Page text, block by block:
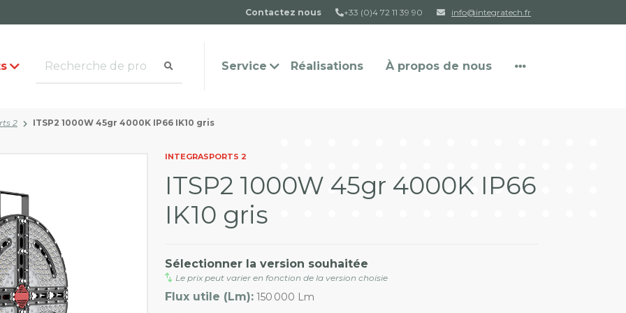
Contactez nous +33 (0)4 72 11 39 90 info@integratech.fr
Service
Questions fréquemment
Réalisations À propos de nous
2 ITSP2 1000W 45gr 4000K IP66 IK10 gris
INTEGRASPORTS 2
ITSP2 1000W 45gr 4000K IP66
IK10 gris
Sélectionner la version souhaitée
Le prix peut varier en fonction de la version choisie
Flux utile (Lm): 150 000 Lm